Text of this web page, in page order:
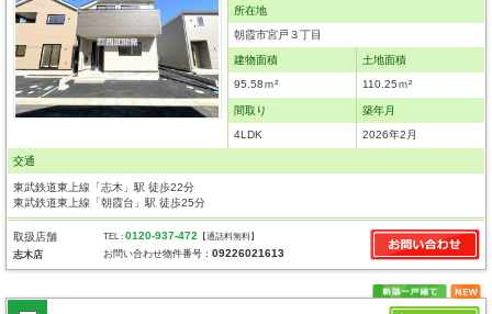
所在地
朝霞市宮戸３丁目
建物面積
95.58ｍ²
土地面積
110.25ｍ²
間取り
4LDK
築年月
2026年2月
交通
東武鉄道東上線「志木」駅 徒歩22分
東武鉄道東上線「朝霞台」駅 徒歩25分
取扱店舗
志木店
TEL :0120-937-472 【通話料無料】
お問い合わせ物件番号：09226021613